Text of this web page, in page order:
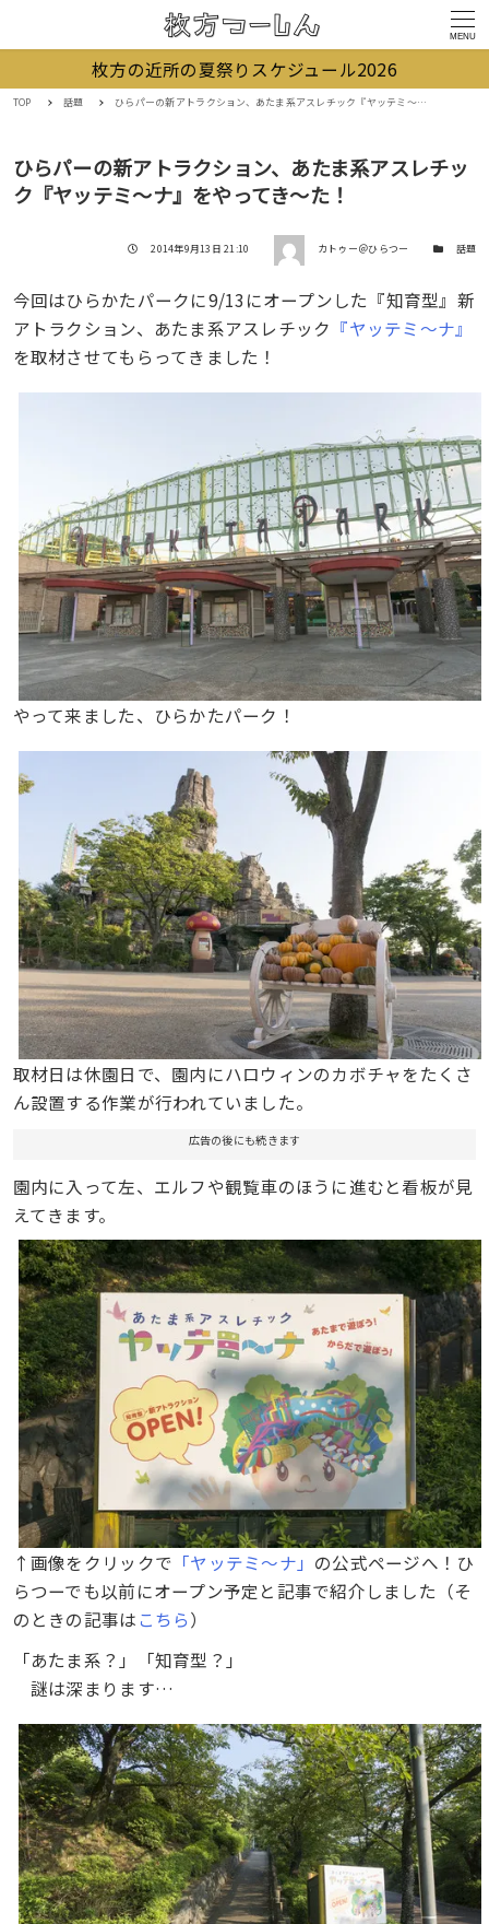
MENU
枚方の近所の夏祭りスケジュール2026
TOP 話題 ひらパーの新アトラクション、あたま系アスレチック『ヤッテミ〜ナ』をやってき〜た！
ひらパーの新アトラクション、あたま系アスレチッ
ク『ヤッテミ〜ナ』をやってき〜た！
投稿日
2014年9月13日 21:10 著者 カトゥー＠ひらつー カテゴリー
話題
今回はひらかたパークに9/13にオープンした『知育型』新
アトラクション、あたま系アスレチック 『ヤッテミ〜ナ』
を取材させてもらってきました！
やって来ました、ひらかたパーク！
取材日は休園日で、園内にハロウィンのカボチャをたくさ
ん設置する作業が行われていました。
広告の後にも続きます
園内に入って左、エルフや観覧車のほうに進むと看板が見
えてきます。
↑画像をクリックで 「ヤッテミ～ナ」 の公式ページへ！ひ
らつーでも以前にオープン予定と記事で紹介しました（そ
のときの記事は こちら）
「あたま系？」「知育型？」
謎は深まります…